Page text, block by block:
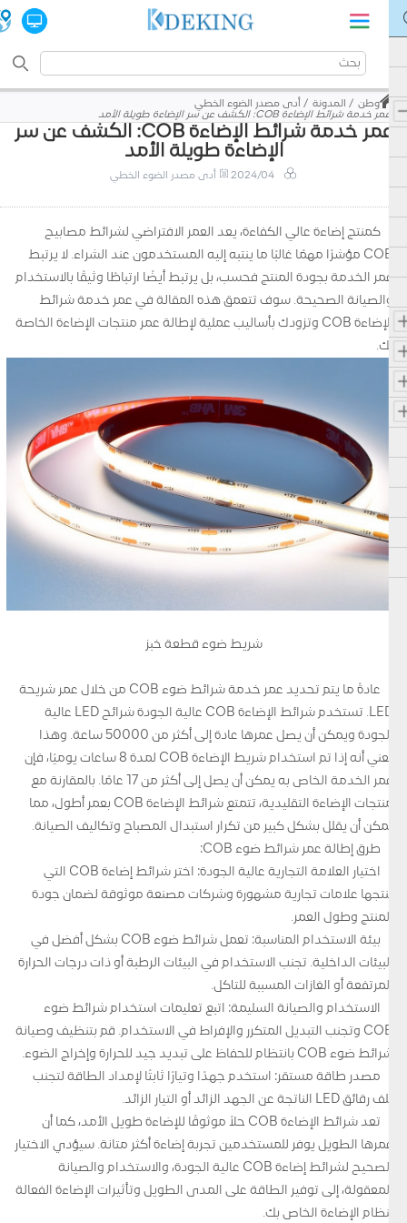
وطن المدونة
أدى مصدر الضوء الخطي
عمر خدمة شرائط الإضاءة COB: الكشف عن سر الإضاءة طويلة الأمد
عمر خدمة شرائط الإضاءة COB: الكشف عن سر
الإضاءة طويلة الأمد
2024/04 أدى مصدر الضوء الخطي
كمنتج إضاءة عالي الكفاءة، يعد العمر الافتراضي لشرائط مصابيح
COB مؤشرًا مهمًا غالبًا ما ينتبه إليه المستخدمون عند الشراء. لا يرتبط
عمر الخدمة بجودة المنتج فحسب، بل يرتبط أيضًا ارتباطًا وثيقًا بالاستخدام
والصيانة الصحيحة. سوف تتعمق هذه المقالة في عمر خدمة شرائط
الإضاءة COB وتزودك بأساليب عملية لإطالة عمر منتجات الإضاءة الخاصة
بك.
شريط ضوء قطعة خبز
عادةً ما يتم تحديد عمر خدمة شرائط ضوء COB من خلال عمر شريحة
LED. تستخدم شرائط الإضاءة COB عالية الجودة شرائح LED عالية
الجودة ويمكن أن يصل عمرها عادة إلى أكثر من 50000 ساعة. وهذا
يعني أنه إذا تم استخدام شريط الإضاءة COB لمدة 8 ساعات يوميًا، فإن
عمر الخدمة الخاص به يمكن أن يصل إلى أكثر من 17 عامًا. بالمقارنة مع
منتجات الإضاءة التقليدية، تتمتع شرائط الإضاءة COB بعمر أطول، مما
يمكن أن يقلل بشكل كبير من تكرار استبدال المصباح وتكاليف الصيانة.
طرق إطالة عمر شرائط ضوء COB:
اختيار العلامة التجارية عالية الجودة: اختر شرائط إضاءة COB التي
تنتجها علامات تجارية مشهورة وشركات مصنعة موثوقة لضمان جودة
المنتج وطول العمر.
بيئة الاستخدام المناسبة: تعمل شرائط ضوء COB بشكل أفضل في
البيئات الداخلية. تجنب الاستخدام في البيئات الرطبة أو ذات درجات الحرارة
المرتفعة أو الغازات المسببة للتآكل.
الاستخدام والصيانة السليمة: اتبع تعليمات استخدام شرائط ضوء
COB وتجنب التبديل المتكرر والإفراط في الاستخدام. قم بتنظيف وصيانة
شرائط ضوء COB بانتظام للحفاظ على تبديد جيد للحرارة وإخراج الضوء.
مصدر طاقة مستقر: استخدم جهدًا وتيارًا ثابتًا لإمداد الطاقة لتجنب
تلف رقائق LED الناتجة عن الجهد الزائد أو التيار الزائد.
تعد شرائط الإضاءة COB حلاً موثوقًا للإضاءة طويل الأمد، كما أن
عمرها الطويل يوفر للمستخدمين تجربة إضاءة أكثر متانة. سيؤدي الاختيار
الصحيح لشرائط إضاءة COB عالية الجودة، والاستخدام والصيانة
المعقولة، إلى توفير الطاقة على المدى الطويل وتأثيرات الإضاءة الفعالة
لنظام الإضاءة الخاص بك.